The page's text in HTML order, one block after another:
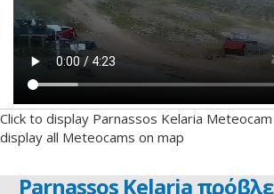
Click to display Parnassos Kelaria
display all Meteocams on map
Parnassos Kelaria